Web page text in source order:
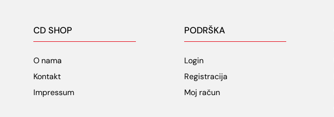
CD SHOP
O nama
Kontakt
Impressum
PODRŠKA
Login
Registracija
Moj račun